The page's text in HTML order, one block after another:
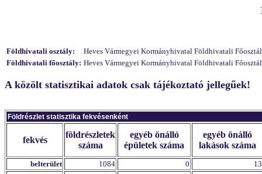
Földhivatali osztály:
Heves Vármegyei Kormányhivatal Földhivatali
Földhivatali főosztály: Heves Vármegyei Kormányhivatal Földhivatali
A közölt statisztikai adatok csak tájékoztató jellegűek!
Földrészlet statisztika fekvésenként
fekvés
földrészletek
száma
egyéb önálló
épületek száma
egyéb önálló
lakások száma
belterület 1084 0
13